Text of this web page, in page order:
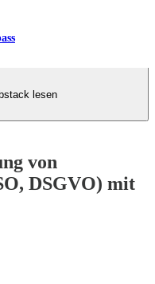
lesen
von
DSGVO) mit